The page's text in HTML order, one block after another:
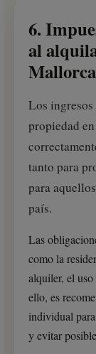
6.
al
Mallorca
Los
propiedad
tanto para
para
país.
Las
como la
alquiler, el
ello, es
individual
y evitar